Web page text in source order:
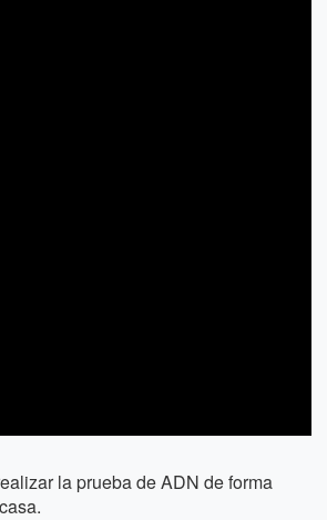
la prueba de ADN de forma